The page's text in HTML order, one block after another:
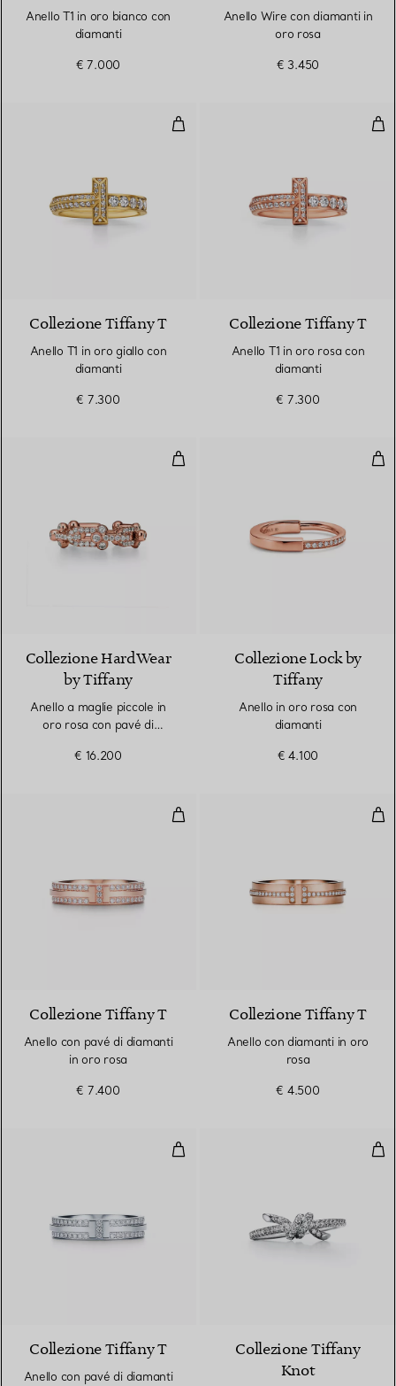
Anello T1 in oro bianco con
diamanti
€ 7.000
Anello Wire con diamanti in
oro rosa
€ 3.450
Anello T1 in oro giallo con
Collezione Tiffany T
Anello T1 in oro giallo con
diamanti
€ 7.300
Collezione Tiffany T
Anello T1 in oro rosa con
diamanti
€ 7.300
Anello a maglie piccole in oro
Collezione HardWear
by Tiffany
Anello a maglie piccole in
oro rosa con pavé di
€ 16.200
Collezione Lock by
Tiffany
Anello in oro rosa con
diamanti
€ 4.100
Anello con pavé di diamanti in
Collezione Tiffany T
Anello con pavé di diamanti
in oro rosa
€ 7.400
Collezione Tiffany T
Anello con diamanti in oro
rosa
€ 4.500
Anello con pavé di diamanti in
Collezione Tiffany T
Anello con pavé di diamanti
Collezione Tiffany
Knot